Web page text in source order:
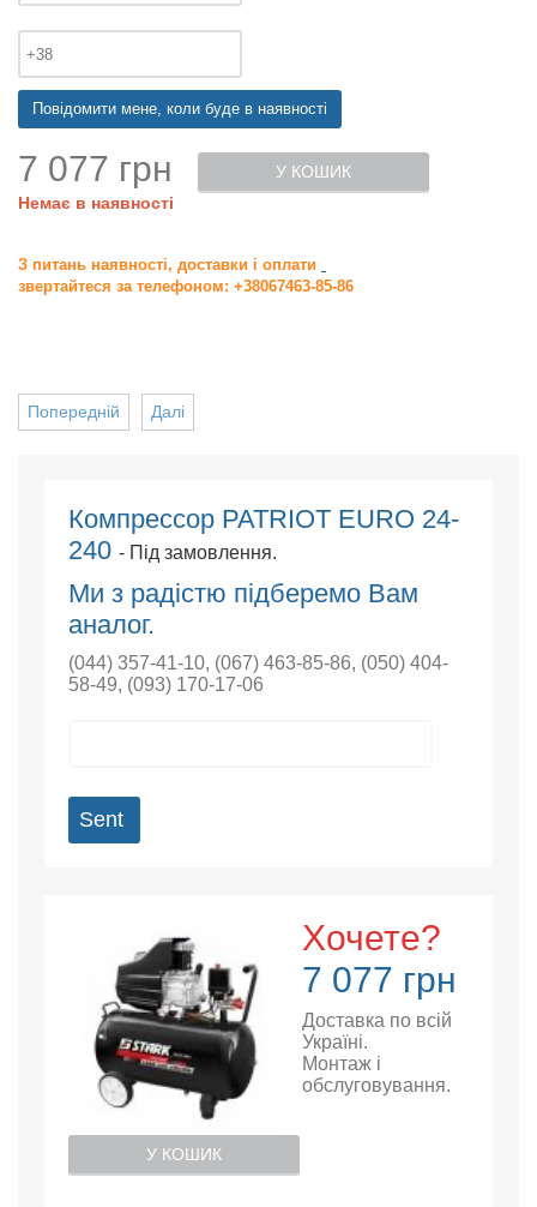
Повідомити мене, коли буде в наявності
7 077 грн
Немає в наявності
У КОШИК
З питань наявності, доставки і оплати
звертайтеся за телефоном: +38067463-85-86
Далі
Попередній
Компрессор PATRIOT EURO 24-
240 - Під замовлення.
Ми з радістю підберемо Вам
аналог.
(044) 357-41-10, (067) 463-85-86, (050) 404-
58-49, (093) 170-17-06
Sent
Хочете?
7 077 грн
Доставка по всій
Україні.
Монтаж і
обслуговування.
У КОШИК